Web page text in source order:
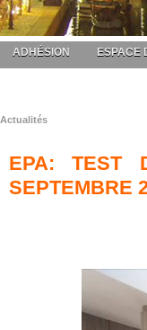
ADHÉSION ESPACE
Actualités
EPA: TEST
SEPTEMBRE